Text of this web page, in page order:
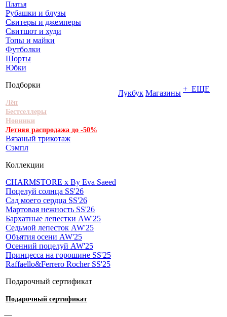
Платья
Рубашки и блузы
Свитеры и джемперы
Свитшот и худи
Топы и майки
Футболки
Шорты
Юбки
Подборки
Лён
Бестселлеры
Новинки
Летняя распродажа до -50%
Вязаный трикотаж
Сэмпл
Коллекции
CHARMSTORE х By Eva Saeed
Поцелуй солнца SS'26
Сад моего сердца SS'26
Мартовая нежность SS'26
Бархатные лепестки AW'25
Седьмой лепесток AW'25
Объятия осени AW'25
Осенний поцелуй AW'25
Принцесса на горошине SS'25
Raffaello&Ferrero Rocher SS'25
Подарочный сертификат
Подарочный сертификат
Лукбук Магазины + ЕЩЕ